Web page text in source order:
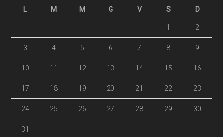
L
M M G V S D
1 2
3 4 5 6 7 8 9
10 11 12 13 14 15 16
17 18 19 20 21 22 23
24 25 26 27 28 29 30
31